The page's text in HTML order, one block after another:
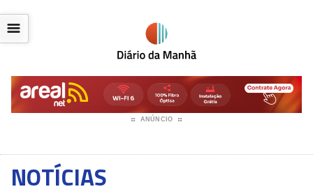
ANÚNCIO
☰
NOTÍCIAS